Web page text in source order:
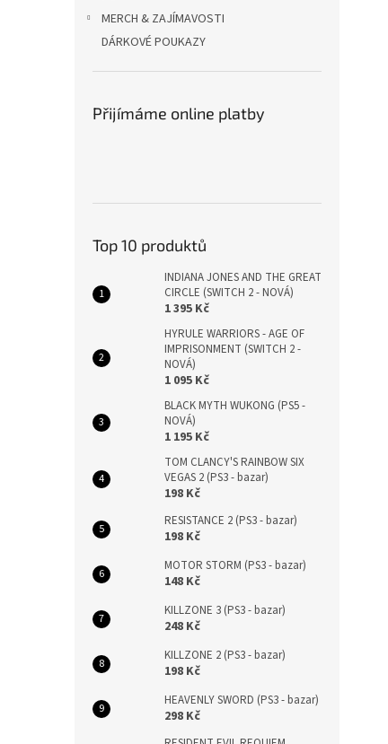
MERCH & ZAJÍMAVOSTI
DÁRKOVÉ POUKAZY
Přijímáme online platby
Top 10 produktů
INDIANA JONES AND THE GREAT
CIRCLE (SWITCH 2 - NOVÁ)
1 395 Kč
HYRULE WARRIORS - AGE OF
IMPRISONMENT (SWITCH 2 -
NOVÁ)
1 095 Kč
BLACK MYTH WUKONG (PS5 -
NOVÁ)
1 195 Kč
TOM CLANCY'S RAINBOW SIX
VEGAS 2 (PS3 - bazar)
198 Kč
RESISTANCE 2 (PS3 - bazar)
198 Kč
MOTOR STORM (PS3 - bazar)
148 Kč
KILLZONE 3 (PS3 - bazar)
248 Kč
KILLZONE 2 (PS3 - bazar)
198 Kč
HEAVENLY SWORD (PS3 - bazar)
298 Kč